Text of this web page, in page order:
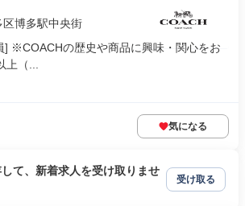
博多駅中央街
] ※COACHの歴史や商品に興味・関心をお
（...
気になる
て、新着求人を受け取りませ
受け取る